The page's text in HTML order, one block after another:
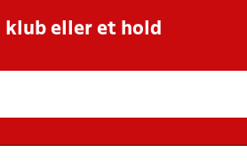
klub eller et hold